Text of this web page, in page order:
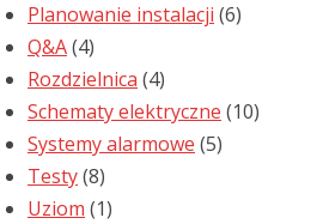
Planowanie instalacji (6)
Q&A(4)
Rozdzielnica (4)
Schematy elektryczne (10)
Systemy alarmowe (5)
Testy(8)
Uziom (1)